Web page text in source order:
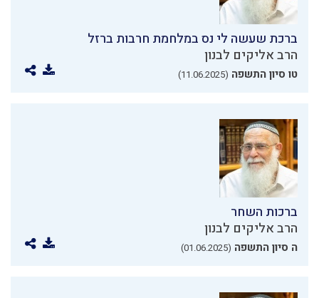
ברכת שעשה לי נס במלחמת חרבות ברזל
הרב אליקים לבנון
טו סיון התשפה (11.06.2025)
ברכות השחר
הרב אליקים לבנון
ה סיון התשפה (01.06.2025)